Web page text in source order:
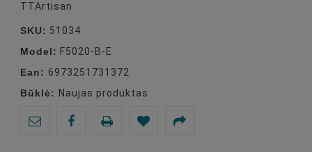
TTArtisan
SKU: 51034
Model: F5020-B-E
Ean: 6973251731372
Būklė: Naujas produktas